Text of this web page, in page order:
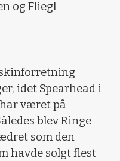
og Fliegl
idet Spearhead i
har været på
blev Ringe
som den
havde solgt flest